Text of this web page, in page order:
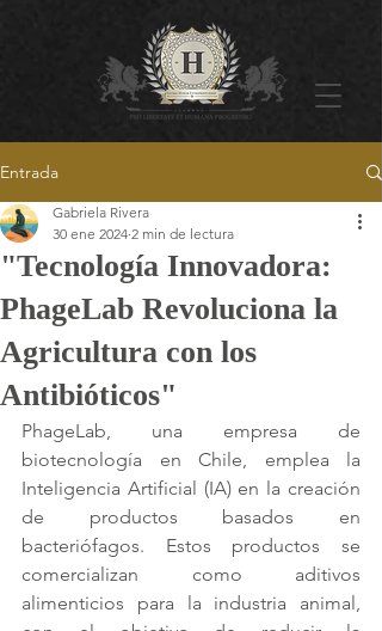
Entrada
"Tecnología Innovadora:
PhageLab Revoluciona la
Agricultura con los
Antibióticos"
Gabriela Rivera
30 ene 2024 2 min de lectura
PhageLab, una empresa de
biotecnología en Chile, emplea la
Inteligencia Artificial (IA) en la creación
de productos basados en
bacteriófagos. Estos productos se
comercializan como aditivos
alimenticios para la industria animal,